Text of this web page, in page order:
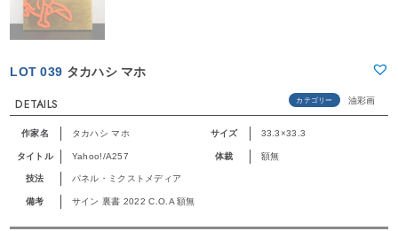
LOT 039 タカハシ マホ
DETAILS カテゴリー 油彩画
作家名 タカハシ マホ サイズ 33.3×33.3
タイトル Yahoo!/A257 体裁 額無
技法 パネル・ミクストメディア
備考 サイン 裏書 2022 C.O.A 額無